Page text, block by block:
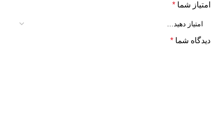
امتیاز شما *
دیدگاه شما *